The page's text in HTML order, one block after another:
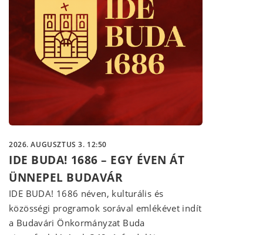
2026. AUGUSZTUS 3. 12:50
IDE BUDA! 1686 – EGY ÉVEN ÁT
ÜNNEPEL BUDAVÁR
IDE BUDA! 1686 néven, kulturális és
közösségi programok sorával emlékévet indít
a Budavári Önkormányzat Buda